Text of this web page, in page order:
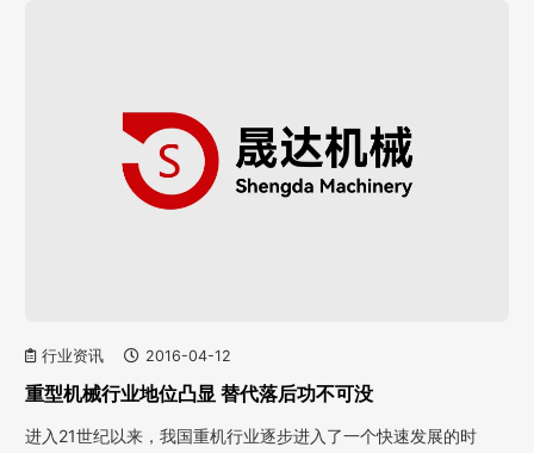
行业资讯 2016-04-12
重型机械行业地位凸显 替代落后功不可没
进入21世纪以来，我国重机行业逐步进入了一个快速发展的时